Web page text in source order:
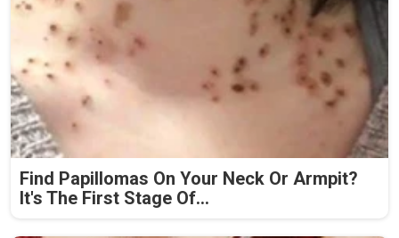
Find Papillomas On Your Neck Or Armpit?
It's The First Stage Of...